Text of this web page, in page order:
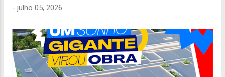
- julho 05, 2026